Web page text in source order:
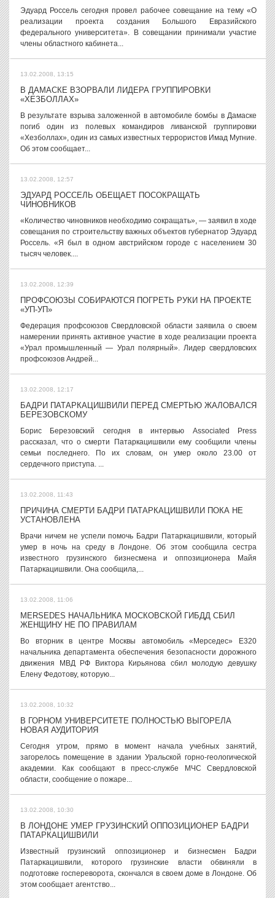
Эдуард Россель сегодня провел рабочее совещание на тему «О
реализации проекта создания Большого Евразийского
федерального университета». В совещании принимали участие
члены областного кабинета...
13.02.2008, 13:15
В ДАМАСКЕ ВЗОРВАЛИ ЛИДЕРА ГРУППИРОВКИ
«ХЕЗБОЛЛАХ»
В результате взрыва заложенной в автомобиле бомбы в Дамаске
погиб один из полевых командиров ливанской группировки
«Хезболлах», один из самых известных террористов Имад Мугние.
Об этом сообщает...
13.02.2008, 12:57
ЭДУАРД РОССЕЛЬ ОБЕЩАЕТ ПОСОКРАЩАТЬ
ЧИНОВНИКОВ
«Количество чиновников необходимо сокращать», — заявил в ходе
совещания по строительству важных объектов губернатор Эдуард
Россель. «Я был в одном австрийском городе с населением 30
тысяч человек....
13.02.2008, 12:39
ПРОФСОЮЗЫ СОБИРАЮТСЯ ПОГРЕТЬ РУКИ НА ПРОЕКТЕ
«УП-УП»
Федерация профсоюзов Свердловской области заявила о своем
намерении принять активное участие в ходе реализации проекта
«Урал промышленный — Урал полярный». Лидер свердловских
профсоюзов Андрей...
13.02.2008, 12:17
БАДРИ ПАТАРКАЦИШВИЛИ ПЕРЕД СМЕРТЬЮ ЖАЛОВАЛСЯ
БЕРЕЗОВСКОМУ
Борис Березовский сегодня в интервью Associated Press
рассказал, что о смерти Патаркацишвили ему сообщили члены
семьи последнего. По их словам, он умер около 23.00 от
сердечного приступа. ...
13.02.2008, 11:43
ПРИЧИНА СМЕРТИ БАДРИ ПАТАРКАЦИШВИЛИ ПОКА НЕ
УСТАНОВЛЕНА
Врачи ничем не успели помочь Бадри Патаркацишвили, который
умер в ночь на среду в Лондоне. Об этом сообщила сестра
известного грузинского бизнесмена и оппозиционера Майя
Патаркацишвили. Она сообщила,...
13.02.2008, 11:06
MERSEDES НАЧАЛЬНИКА МОСКОВСКОЙ ГИБДД СБИЛ
ЖЕНЩИНУ НЕ ПО ПРАВИЛАМ
Во вторник в центре Москвы автомобиль «Мерседес» E320
начальника департамента обеспечения безопасности дорожного
движения МВД РФ Виктора Кирьянова сбил молодую девушку
Елену Федотову, которую...
13.02.2008, 10:32
В ГОРНОМ УНИВЕРСИТЕТЕ ПОЛНОСТЬЮ ВЫГОРЕЛА
НОВАЯ АУДИТОРИЯ
Сегодня утром, прямо в момент начала учебных занятий,
загорелось помещение в здании Уральской горно-геологической
академии. Как сообщают в пресс-службе МЧС Свердловской
области, сообщение о пожаре...
13.02.2008, 10:30
В ЛОНДОНЕ УМЕР ГРУЗИНСКИЙ ОППОЗИЦИОНЕР БАДРИ
ПАТАРКАЦИШВИЛИ
Известный грузинский оппозиционер и бизнесмен Бадри
Патаркацишвили, которого грузинские власти обвиняли в
подготовке госпереворота, скончался в своем доме в Лондоне. Об
этом сообщает агентство...